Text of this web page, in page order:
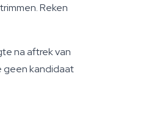
Reken
na aftrek van
geen kandidaat